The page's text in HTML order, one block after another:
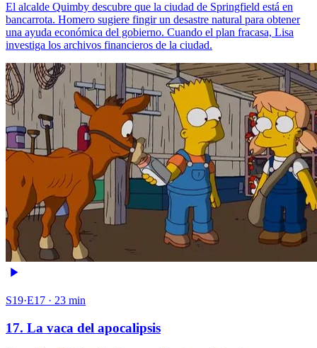
El alcalde Quimby descubre que la ciudad de Springfield está en
bancarrota. Homero sugiere fingir un desastre natural para obtener
una ayuda económica del gobierno. Cuando el plan fracasa, Lisa
investiga los archivos financieros de la ciudad.
S19·E17 · 23 min
17. La vaca del apocalipsis